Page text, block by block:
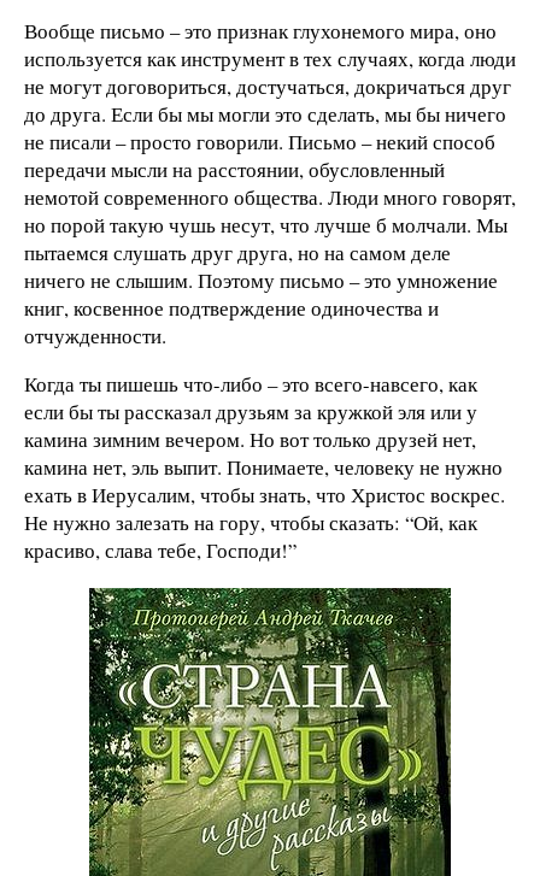
Вообще письмо – это признак глухонемого мира, оно
используется как инструмент в тех случаях, когда люди
не могут договориться, достучаться, докричаться друг
до друга. Если бы мы могли это сделать, мы бы ничего
не писали – просто говорили. Письмо – некий способ
передачи мысли на расстоянии, обусловленный
немотой современного общества. Люди много говорят,
но порой такую чушь несут, что лучше б молчали. Мы
пытаемся слушать друг друга, но на самом деле
ничего не слышим. Поэтому письмо – это умножение
книг, косвенное подтверждение одиночества и
отчужденности.
Когда ты пишешь что-либо – это всего-навсего, как
если бы ты рассказал друзьям за кружкой эля или у
камина зимним вечером. Но вот только друзей нет,
камина нет, эль выпит. Понимаете, человеку не нужно
ехать в Иерусалим, чтобы знать, что Христос воскрес.
Не нужно залезать на гору, чтобы сказать: “Ой, как
красиво, слава тебе, Господи!”